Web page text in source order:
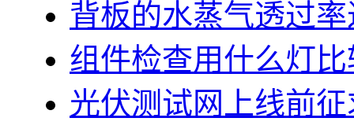
背板的水蒸气透过
组件检查用什么灯
光伏测试网上线前